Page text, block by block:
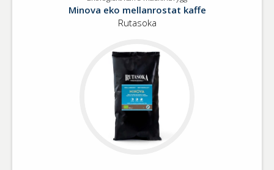
Minova eko mellanrostat kaffe
Rutasoka